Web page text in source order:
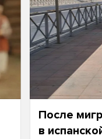
После
в